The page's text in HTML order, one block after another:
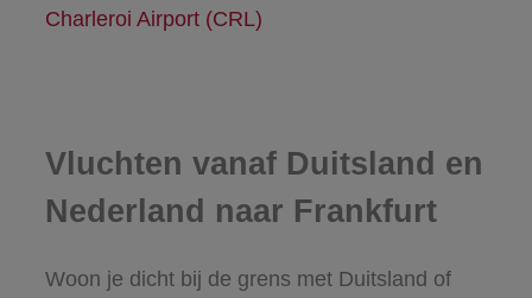
Charleroi Airport (CRL)
Vluchten vanaf Duitsland en
Nederland naar Frankfurt
Woon je dicht bij de grens met Duitsland of